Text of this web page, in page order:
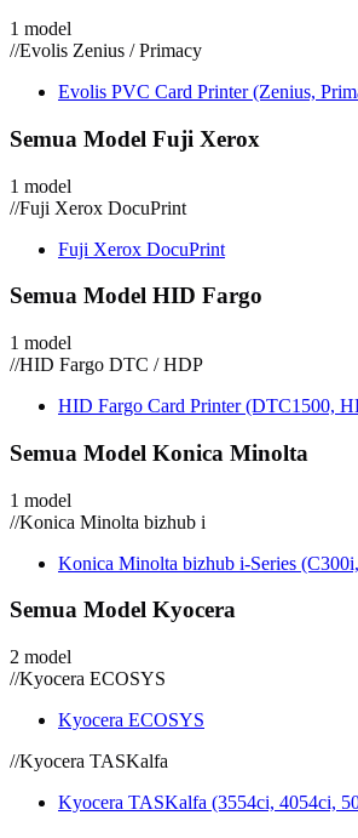
1 model
//Evolis Zenius / Primacy
Evolis PVC Card Printer (Zenius,
Semua Model Fuji Xerox
1 model
//Fuji Xerox DocuPrint
Fuji Xerox DocuPrint
Semua Model HID Fargo
1 model
//HID Fargo DTC / HDP
HID Fargo Card Printer (DTC1500,
Semua Model Konica Minolta
1 model
//Konica Minolta bizhub i
Konica Minolta bizhub i-Series
Semua Model Kyocera
2 model
//Kyocera ECOSYS
Kyocera ECOSYS
//Kyocera TASKalfa
Kyocera TASKalfa (3554ci, 4054ci,